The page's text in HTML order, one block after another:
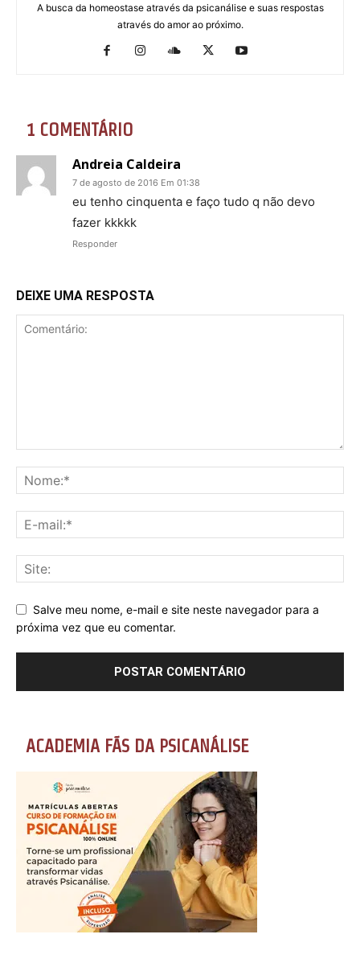
A busca da homeostase através da psicanálise e suas respostas
através do amor ao próximo.
1 COMENTÁRIO
Andreia Caldeira
7 de agosto de 2016 Em 01:38
eu tenho cinquenta e faço tudo q não devo
fazer kkkkk
Responder
DEIXE UMA RESPOSTA
Salve meu nome, e-mail e site neste navegador para a
próxima vez que eu comentar.
ACADEMIA FÃS DA PSICANÁLISE